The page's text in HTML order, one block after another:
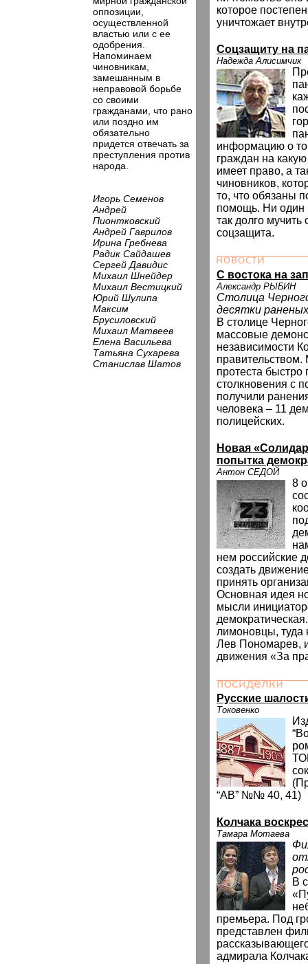
оппозиции,
осуществленной
властью или с ее
одобрения.
Напоминаем
чиновникам,
замешанным в
неправовой борьбе
со своими
гражданами, что рано
или поздно им
обязательно
придется отвечать за
преступления против
народа.
Игорь Семенов
Андрей
Пионтковский
Андрей Гаврилов
Ирина Гребнева
Радик Сайдашев
Сергей Давидис
Михаил Шнейдер
Михаил Вестицкий
Юрий Шулипа
Максим
Брусиловский
Михаил Матвеев
Елена Васильева
Татьяна Сухарева
Станислав Шатов
которое
уничтожает
Соцзащиту на
Надежда Алисимчик
информацию о
граждан на
имеет право, а
чиновников,
то, что обязаны
помощь. Ни один
так долго мучить
соцзащита.
С востока на
Александр РЫБИН
Столица
десятки раненых
В столице
массовые
независимости
правительством.
протеста быстро
столкновения с
получили
человека – 11
полицейских.
Новая
попытка
Антон СЕДОЙ
8
нем российские
создать
принять
Основная идея
мысли
лимоновцы, туда
Лев Пономарев,
движения «За
Русские
Токовенко
“АВ” №№ 40, 41)
Колчака
Тамара Мотаева
В
премьера. Под
представлен
адмирала